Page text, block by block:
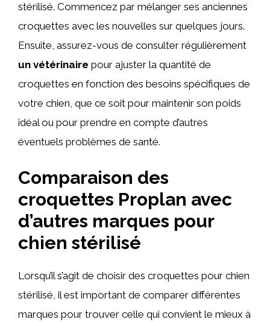
stérilisé. Commencez par mélanger ses anciennes
croquettes avec les nouvelles sur quelques jours.
Ensuite, assurez-vous de consulter régulièrement
un vétérinaire pour ajuster la quantité de
croquettes en fonction des besoins spécifiques de
votre chien, que ce soit pour maintenir son poids
idéal ou pour prendre en compte d’autres
éventuels problèmes de santé.
Comparaison des
croquettes Proplan avec
d’autres marques pour
chien stérilisé
Lorsqu’il s’agit de choisir des croquettes pour chien
stérilisé, il est important de comparer différentes
marques pour trouver celle qui convient le mieux à